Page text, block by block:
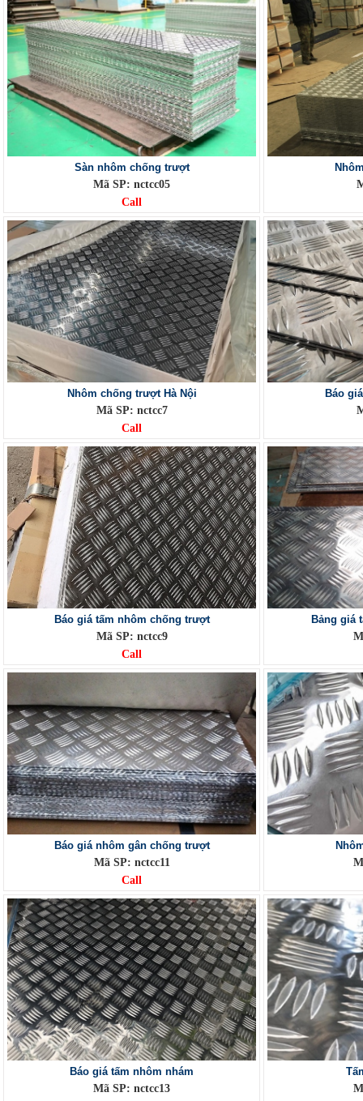
Sàn nhôm chống trượt
Mã SP: nctcc05
Call
Nhôm chống trượt Hà Nội
Mã SP: nctcc7
Call
Báo
Báo giá tấm nhôm chống trượt
Mã SP: nctcc9
Call
Bảng giá
Báo giá nhôm gân chống trượt
Mã SP: nctcc11
Call
Báo giá tấm nhôm nhám
Mã SP: nctcc13